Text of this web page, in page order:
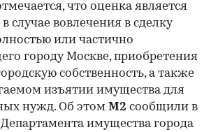
что оценка является
случае вовлечения в сделку
или частично
городу Москве, приобретения
собственность, а также
изъятии имущества для
нужд. Об этом М2 сообщили в
имущества города